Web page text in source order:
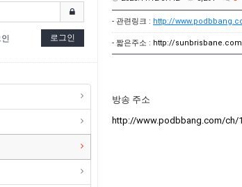
로그인
- 관련링크 : http://
- 짧은주소 : http://
방송 주소
http://www.podbbang.com/ch/